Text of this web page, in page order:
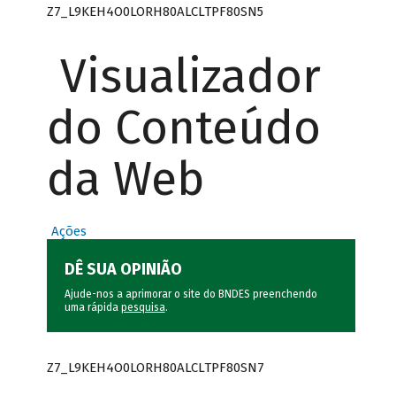
Z7_L9KEH4O0LORH80ALCLTPF80SN5
Visualizador
do Conteúdo
da Web
Ações
DÊ SUA OPINIÃO
Ajude-nos a aprimorar o site do BNDES preenchendo
uma rápida pesquisa.
Z7_L9KEH4O0LORH80ALCLTPF80SN7